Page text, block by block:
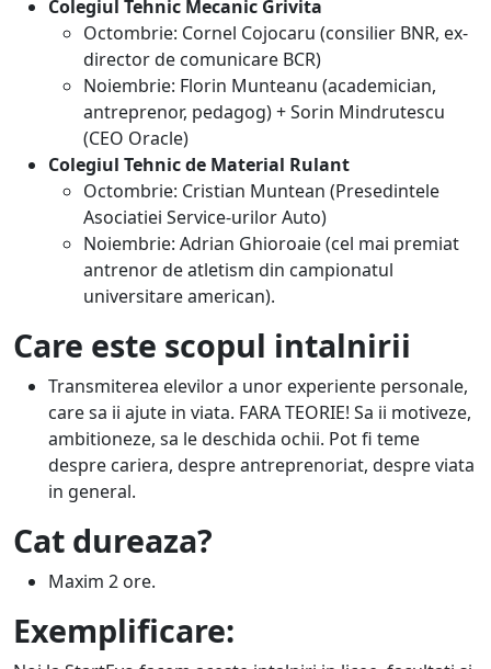
Colegiul Tehnic Mecanic Grivita
Octombrie: Cornel Cojocaru (consilier BNR, ex-
director de comunicare BCR)
Noiembrie: Florin Munteanu (academician,
antreprenor, pedagog) + Sorin Mindrutescu
(CEO Oracle)
Colegiul Tehnic de Material Rulant
Octombrie: Cristian Muntean (Presedintele
Asociatiei Service-urilor Auto)
Noiembrie: Adrian Ghioroaie (cel mai premiat
antrenor de atletism din campionatul
universitare american).
Care este scopul intalnirii
Transmiterea elevilor a unor experiente personale,
care sa ii ajute in viata. FARA TEORIE! Sa ii motiveze,
ambitioneze, sa le deschida ochii. Pot fi teme
despre cariera, despre antreprenoriat, despre viata
in general.
Cat dureaza?
Maxim 2 ore.
Exemplificare: